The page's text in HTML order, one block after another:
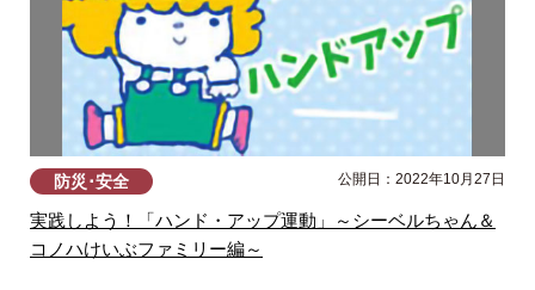
防災･安全 公開日：2022年10月27日
実践しよう！「ハンド・アップ運動」～シーベルちゃん＆
コノハけいぶファミリー編～